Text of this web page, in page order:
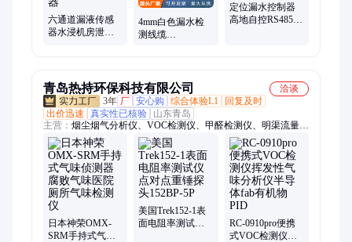
六通道漏液传感
器水浸机房泄漏
4mm白色漏水检
测线缆
定位漏水控制器
高地自控RS485继
青岛热持环保科技有限公司
洽谈
3年 厂 安心购 综合体验L1
回复及时
出价迅速
真实性已核验
山东青岛
主营： 烟尘烟气分析仪、VOC检测仪、甲醛检测仪、明渠流量
计、大气采样器、综合流量压力校准仪、进口烟气分析仪、真空
箱气袋法采样器、粉尘仪、皂膜流量计、WBGT指数仪、大气颗
粒物综合采样器、手持式烟气分析仪、PID光离子检测仪、水质
检测仪、水质采样器、表面电阻测试仪、紫外辐照计、便携式气
体检测仪、真空箱采样器
日本神荣OMX-
SRM手持式气味
美国Trek152-1表
面电阻率测试仪
RC-0910pro便携
式VOC检测仪挥